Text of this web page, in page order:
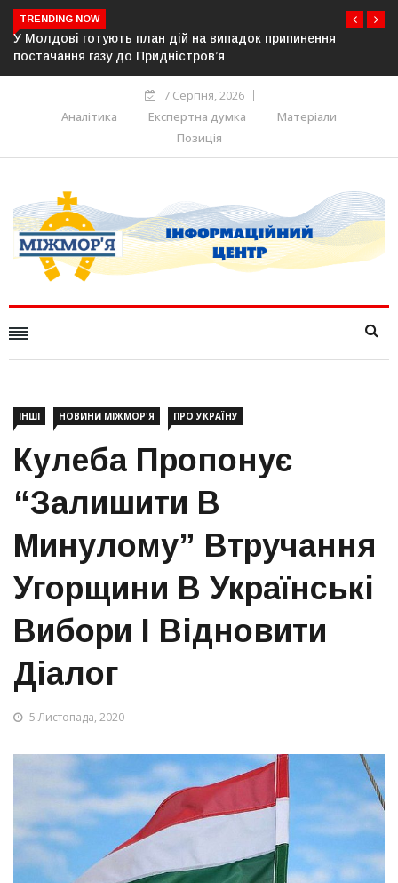
TRENDING NOW
Вільнюська мерія більше не прийматиме заяви та
російською мовою
7 Серпня, 2026
Аналітика
Експертна думка
Матеріали
Позиція
ІНШІ НОВИНИ МІЖМОР'Я ПРО УКРАЇНУ
Кулеба Пропонує
“залишити В
Минулому” Втручання
Угорщини В Українські
Вибори І Відновити
Діалог
5 Листопада, 2020